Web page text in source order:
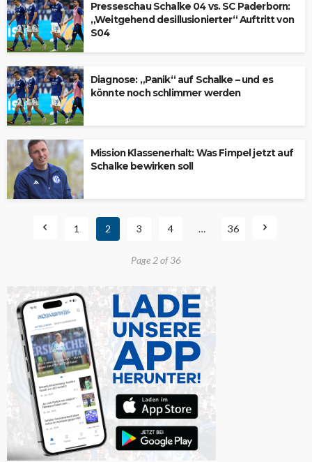
Presseschau Schalke 04 vs. SC Paderborn:
„Weitgehend desillusionierter“ Auftritt von
S04
Diagnose: „Panik“ auf Schalke – und es
könnte noch schlimmer werden
Mission Klassenerhalt: Was Fimpel jetzt auf
Schalke bewirken soll
1 2 3 4 … 36
Page 2 of 36